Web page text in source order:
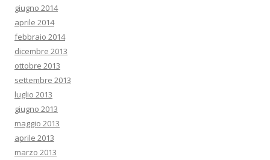
giugno 2014
aprile 2014
febbraio 2014
dicembre 2013
ottobre 2013
settembre 2013
luglio 2013
giugno 2013
maggio 2013
aprile 2013
marzo 2013